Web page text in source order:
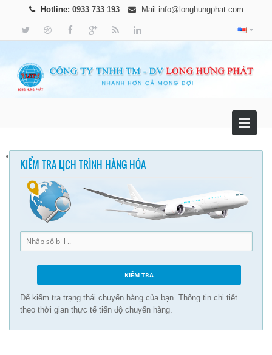
Hotline: 0933 733 193 Mail info@longhungphat.com
KIỂM TRA LỊCH TRÌNH HÀNG HÓA
Để kiểm tra trạng thái chuyến hàng của bạn. Thông tin chi tiết
theo thời gian thực tế tiến độ chuyến hàng.